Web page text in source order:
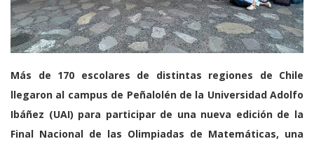
Más de 170 escolares de distintas regiones de Chile
llegaron al campus de Peñalolén de la Universidad Adolfo
Ibáñez (UAI) para participar de una nueva edición de la
Final Nacional de las Olimpiadas de Matemáticas, una